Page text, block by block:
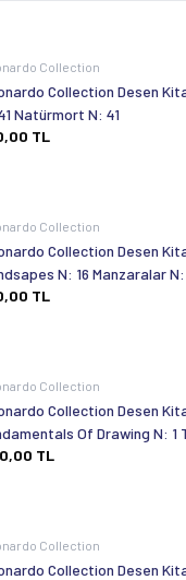
Collection
Collection Desen
Natürmort N: 41
TL
Collection
Collection Desen
N: 16 Manzaralar N:
TL
Collection
Collection Desen
Of Drawing N: 1
No: 1
TL
Collection
Collection Desen